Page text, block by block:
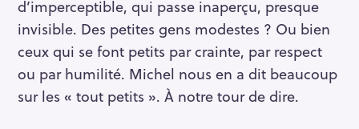
d’imperceptible, qui passe inaperçu, presque
invisible. Des petites gens modestes ? Ou bien
ceux qui se font petits par crainte, par respect
ou par humilité. Michel nous en a dit beaucoup
sur les « tout petits ». À notre tour de dire.